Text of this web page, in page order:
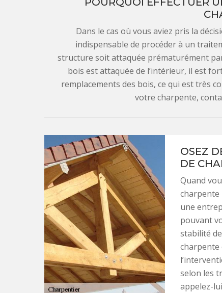
Dans le cas où vous aviez pris la
indispensable de procéder à un
structure soit attaquée prématurément
bois est attaquée de l’intérieur, il est
remplacements des bois, ce qui est très
votre charpente,
OSEZ
DE
Quand
charpente
une
pouvant
stabilité
charpente
selon les
appelez-